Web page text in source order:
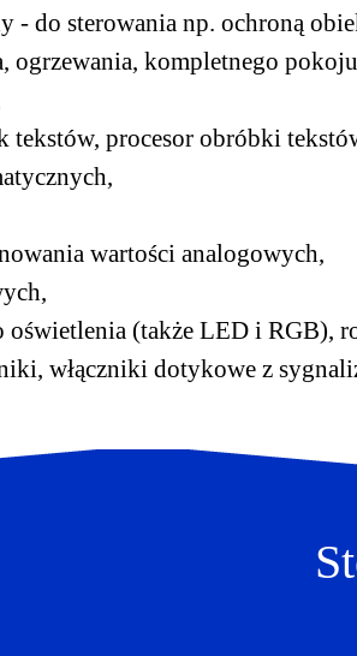
do sterowania np. ochroną
ogrzewania, kompletnego
procesor obróbki
wartości analogowych,
oświetlenia (także LED i RGB),
włączniki dotykowe z